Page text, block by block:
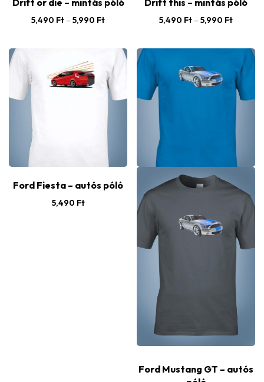
5,490 Ft – 5,990 Ft 5,490 Ft – 5,990 Ft
Ford Fiesta – autós póló
5,490 Ft
Ford Mustang GT – autós